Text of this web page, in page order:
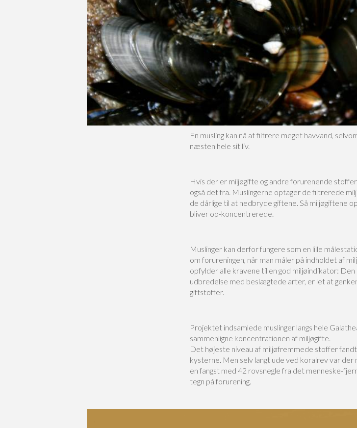
En musling kan nå at filtrere meget havvand,
næsten hele sit liv.
Hvis der er miljøgifte og andre forurenende
også det fra. Muslingerne optager de filtrerede
de dårlige til at nedbryde giftene. Så miljøgiftene
bliver op-koncentrerede.
Muslinger kan derfor fungere som en lille
om forureningen, når man måler på indholdet af
opfylder alle kravene til en god miljøindikator:
udbredelse med beslægtede arter, er let at
giftstoffer.
Projektet indsamlede muslinger langs hele
sammenligne koncentrationen af miljøgifte.
Det højeste niveau af miljøfremmede stoffer
kysterne. Men selv langt ude ved koralrev var
en fangst med 42 rovsnegle fra det menneske-
tegn på forurening.